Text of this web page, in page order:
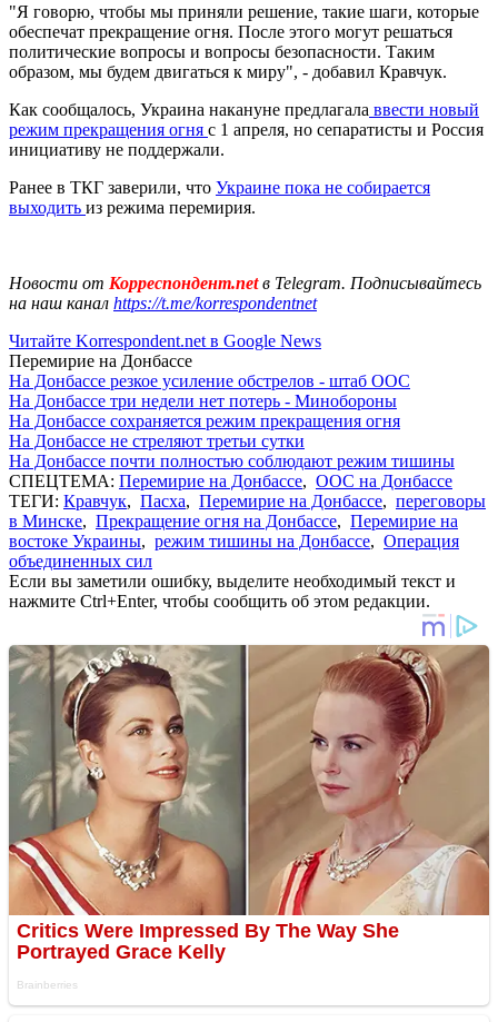
"Я говорю, чтобы мы приняли решение, такие шаги, которые
обеспечат прекращение огня. После этого могут решаться
политические вопросы и вопросы безопасности. Таким
образом, мы будем двигаться к миру", - добавил Кравчук.
Как сообщалось, Украина накануне предлагала ввести новый
режим прекращения огня с 1 апреля, но сепаратисты и Россия
инициативу не поддержали.
Ранее в ТКГ заверили, что Украине пока не собирается
выходить из режима перемирия.
Новости от Корреспондент.netв Telegram. Подписывайтесь
на наш канал https://t.me/korrespondentnet
Читайте Korrespondent.net в Google News
Перемирие на Донбассе
На Донбассе резкое усиление обстрелов - штаб ООС
На Донбассе три недели нет потерь - Минобороны
На Донбассе сохраняется режим прекращения огня
На Донбассе не стреляют третьи сутки
На Донбассе почти полностью соблюдают режим тишины
СПЕЦТЕМА: Перемирие на Донбассе, ООС на Донбассе
ТЕГИ: Кравчук, Пасха, Перемирие на Донбассе, переговоры
в Минске, Прекращение огня на Донбассе, Перемирие на
востоке Украины, режим тишины на Донбассе, Операция
объединенных сил
Если вы заметили ошибку, выделите необходимый текст и
нажмите Ctrl+Enter, чтобы сообщить об этом редакции.